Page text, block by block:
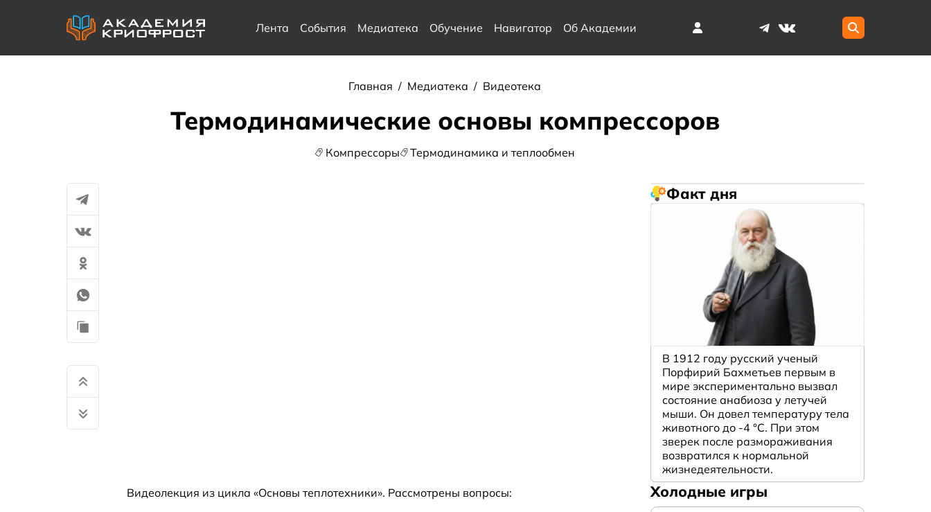
Лента События Медиатека Обучение Навигатор Об Академии
Главная / Медиатека / Видеотека
Термодинамические основы компрессоров
Компрессоры Термодинамика и теплообмен
Видеолекция из цикла «Основы теплотехники». Рассмотрены вопросы:
Факт дня
В 1912 году русский ученый
Порфирий Бахметьев первым в
мире экспериментально вызвал
состояние анабиоза у летучей
мыши. Он довел температуру тела
животного до -4 °C. При этом
зверек после размораживания
возвратился к нормальной
жизнедеятельности.
Холодные игры